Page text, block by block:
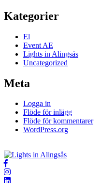
Kategorier
El
Event AE
Lights in Alingsås
Uncategorized
Meta
Logga in
Flöde för inlägg
Flöde för kommentarer
WordPress.org